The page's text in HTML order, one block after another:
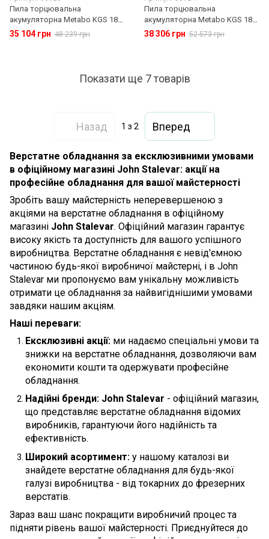
Пила торцювальна
акумуляторна Metabo KGS 18
LTX BL 254 18 В 245 мм
(614254810)
35 104 грн 48 239 грн
Пила торцювальна
акумуляторна Metabo KGS 18
LTX BL 305 18 В 305 мм
(614305810)
38 306 грн 52 573 грн
Показати ще 7 товарів
Назад 1 з 2 Вперед
Верстатне обладнання за ексклюзивними умовами
в офіційному магазині John Stalevar: акції на
професійне обладнання для вашої майстерності
Зробіть вашу майстерність неперевершеною з
акціями на верстатне обладнання в офіційному
магазині John Stalevar. Офіційний магазин гарантує
високу якість та доступність для вашого успішного
виробництва. Верстатне обладнання є невід'ємною
частиною будь-якої виробничої майстерні, і в John
Stalevar ми пропонуємо вам унікальну можливість
отримати це обладнання за найвигіднішими умовами
завдяки нашим акціям.
Наші переваги:
Ексклюзивні акції: ми надаємо спеціальні умови та
знижки на верстатне обладнання, дозволяючи вам
економити кошти та одержувати професійне
обладнання.
Надійні бренди: John Stalevar - офіційний магазин,
що представляє верстатне обладнання відомих
виробників, гарантуючи його надійність та
ефективність.
Широкий асортимент: у нашому каталозі ви
знайдете верстатне обладнання для будь-якої
галузі виробництва - від токарних до фрезерних
верстатів.
Зараз ваш шанс покращити виробничий процес та
підняти рівень вашої майстерності. Приєднуйтеся до